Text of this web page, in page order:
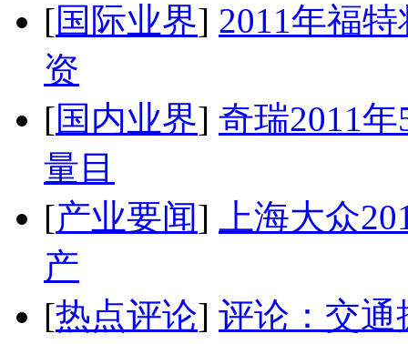
[国际业界] 2011年福
资
[国内业界] 奇瑞2011
量目
[产业要闻]
上海大众
产
[热点评论] 评论：交通